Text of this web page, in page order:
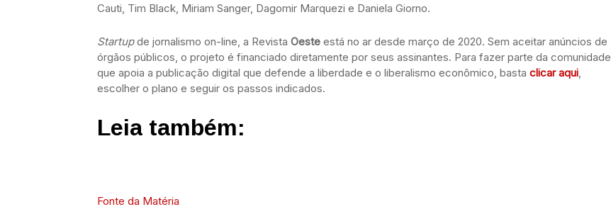
Cauti, Tim Black, Miriam Sanger, Dagomir Marquezi e Daniela Giorno.
Startupde jornalismo on-line, a Revista Oeste está no ar desde março de 2020. Sem aceitar anúncios de
órgãos públicos, o projeto é financiado diretamente por seus assinantes. Para fazer parte da comunidade
que apoia a publicação digital que defende a liberdade e o liberalismo econômico, basta clicar aqui
escolher o plano e seguir os passos indicados.
Leia também:
Fonte da Matéria